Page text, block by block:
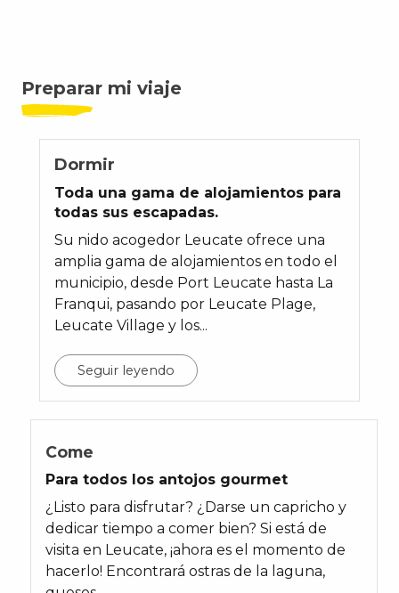
Preparar mi viaje
Dormir
Toda una gama de alojamientos para
todas sus escapadas.
Su nido acogedor Leucate ofrece una
amplia gama de alojamientos en todo el
municipio, desde Port Leucate hasta La
Franqui, pasando por Leucate Plage,
Leucate Village y los...
Seguir leyendo
Come
Para todos los antojos gourmet
¿Listo para disfrutar? ¿Darse un capricho y
dedicar tiempo a comer bien? Si está de
visita en Leucate, ¡ahora es el momento de
hacerlo! Encontrará ostras de la laguna,